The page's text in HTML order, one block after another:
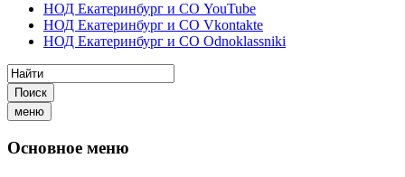
НОД Екатеринбург и СО YouTube
НОД Екатеринбург и СО Vkontakte
НОД Екатеринбург и СО Odnoklassniki
Поиск
меню
Основное меню